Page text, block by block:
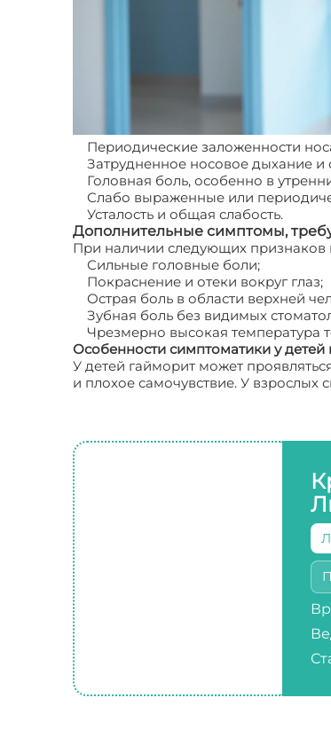
Периодические заложенности
Затрудненное носовое дыхание и
Головная боль, особенно в
Слабо выраженные или
Усталость и общая слабость.
Дополнительные симптомы,
При наличии следующих
Сильные головные боли;
Покраснение и отеки вокруг глаз;
Острая боль в области верхней
Зубная боль без видимых
Чрезмерно высокая температура
Особенности симптоматики у детей
У детей гайморит может
и плохое самочувствие. У